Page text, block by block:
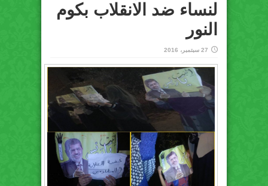
لنساء ضد الانقلاب بكوم
النور
27 سبتمبر، 2016